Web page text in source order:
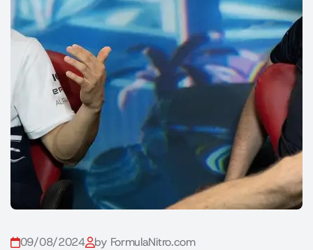
09/08/2024 by FormulaNitro.com